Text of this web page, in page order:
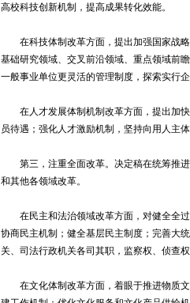
高校科技创新机制，提高成果转化效能。
在科技体制改革方面，提出加强国家战略
基础研究领域、交叉前沿领域、重点领域前
一般事业单位更灵活的管理制度，探索实行
在人才发展体制机制改革方面，提出加快
员待遇；强化人才激励机制，坚持向用人主
第三，注重全面改革。决定稿在统筹推进“
和其他各领域改革。
在民主和法治领域改革方面，对健全全过
协商民主机制；健全基层民主制度；完善大
关、司法行政机关各司其职，监察权、侦查
在文化体制改革方面，着眼于推进物质文